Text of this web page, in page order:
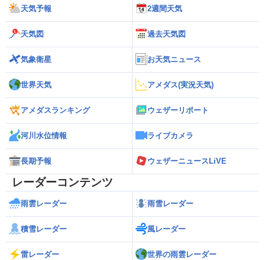
天気予報 2週間天気
天気図 過去天気図
気象衛星 お天気ニュース
世界天気 アメダス(実況天気)
アメダスランキング ウェザーリポート
河川水位情報 ライブカメラ
長期予報 ウェザーニュースLiVE
レーダーコンテンツ
雨雲レーダー 雨雪レーダー
積雪レーダー 風レーダー
雷レーダー 世界の雨雲レーダー